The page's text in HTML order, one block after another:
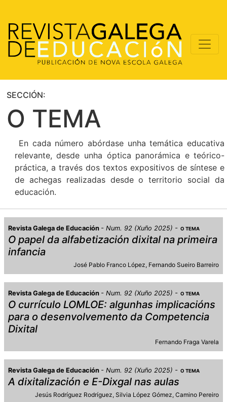
SECCIÓN:
O TEMA
En cada número abórdase unha temática educativa
relevante, desde unha óptica panorámica e teórico-
práctica, a través dos textos expositivos de síntese e
de achegas realizadas desde o territorio social da
educación.
Revista Galega de Educación Num. 92 (Xuño 2025) O TEMA
O papel da alfabetización dixital na primeira
infancia
José Pablo Franco López Fernando Sueiro Barreiro
Revista Galega de Educación Num. 92 (Xuño 2025) O TEMA
O currículo LOMLOE: algunhas implicacións
para o desenvolvemento da Competencia
Dixital
Fernando Fraga Varela
Revista Galega de Educación Num. 92 (Xuño 2025) O TEMA
A dixitalización e E-Dixgal nas aulas
Jesús Rodríguez Rodríguez Silvia López Gómez Camino Pereiro